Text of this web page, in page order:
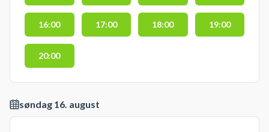
16:00 17:00 18:00 19:00
20:00
søndag 16. august